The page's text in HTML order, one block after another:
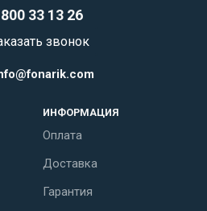
33 13 26
звонок
ИНФОРМАЦИЯ
Оплата
Доставка
Гарантия